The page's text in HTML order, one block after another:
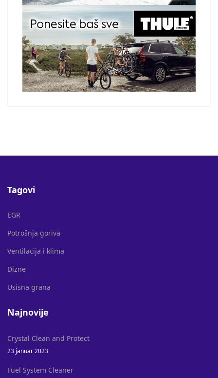
Tagovi
EGR
Potrošnja goriva
Ventilacija i klima
Dizne
Usisna grana
Najnovije
Crystal Clean and Protect
23 januar 2023
Fuel System Cleaner